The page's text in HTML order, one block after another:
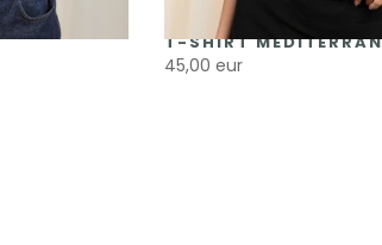
T-SHIRT
45,00 eur